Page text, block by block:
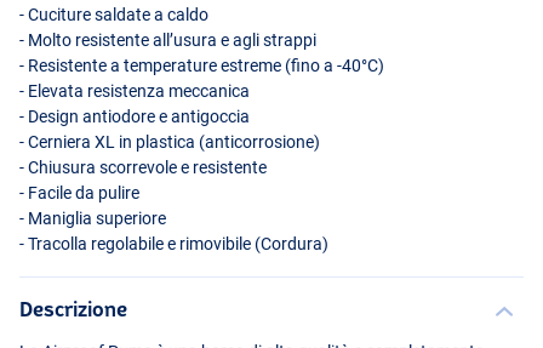
- Cuciture saldate a caldo
- Molto resistente all’usura e agli strappi
- Resistente a temperature estreme (fino a -40°C)
- Elevata resistenza meccanica
- Design antiodore e antigoccia
- Cerniera XL in plastica (anticorrosione)
- Chiusura scorrevole e resistente
- Facile da pulire
- Maniglia superiore
- Tracolla regolabile e rimovibile (Cordura)
Descrizione